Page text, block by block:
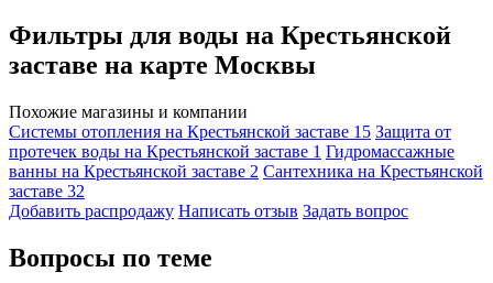
Фильтры для воды на Крестьянской
заставе на карте Москвы
Похожие магазины и компании
Системы отопления на Крестьянской заставе 15 Защита от
протечек воды на Крестьянской заставе 1 Гидромассажные
ванны на Крестьянской заставе 2 Сантехника на Крестьянской
заставе 32
Добавить раcпродажу Написать отзыв Задать вопрос
Вопросы по теме